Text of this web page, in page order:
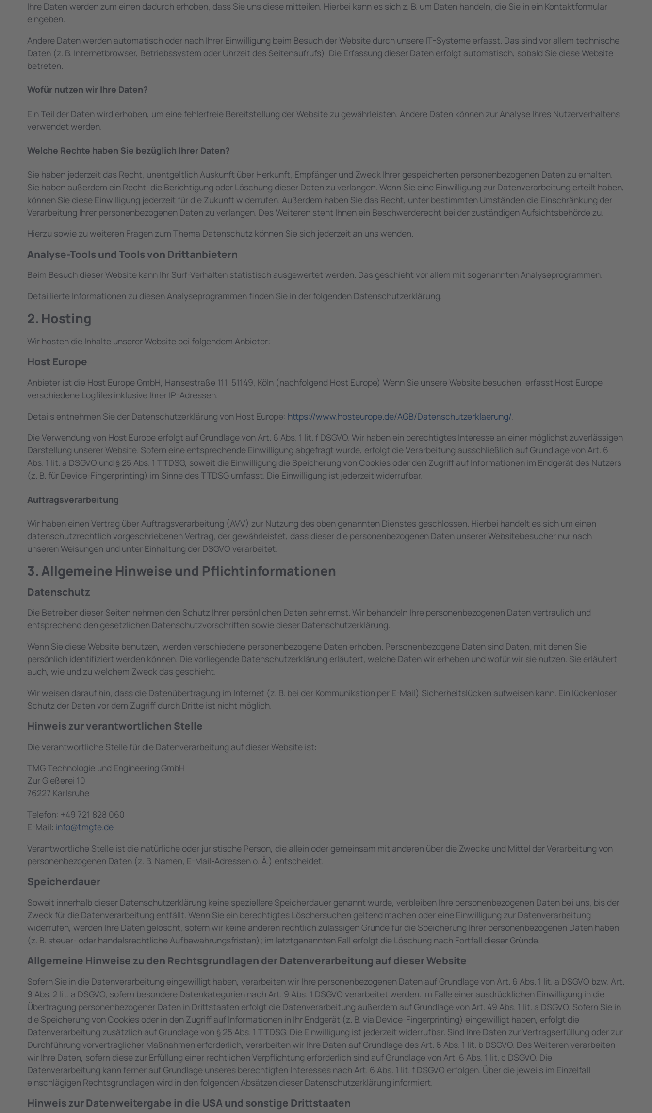
Ihre Daten werden zum einen dadurch erhoben, dass Sie uns diese mitteilen. Hierbei kann es sich z. B. um Daten handeln, die Sie in ein Kontaktformular
eingeben.
Andere Daten werden automatisch oder nach Ihrer Einwilligung beim Besuch der Website durch unsere IT-Systeme erfasst. Das sind vor allem technische
Daten (z. B. Internetbrowser, Betriebssystem oder Uhrzeit des Seitenaufrufs). Die Erfassung dieser Daten erfolgt automatisch, sobald Sie diese Website
betreten.
Wofür nutzen wir Ihre Daten?
Ein Teil der Daten wird erhoben, um eine fehlerfreie Bereitstellung der Website zu gewährleisten. Andere Daten können zur Analyse Ihres Nutzerverhaltens
verwendet werden.
Welche Rechte haben Sie bezüglich Ihrer Daten?
Sie haben jederzeit das Recht, unentgeltlich Auskunft über Herkunft, Empfänger und Zweck Ihrer gespeicherten personenbezogenen Daten zu erhalten.
Sie haben außerdem ein Recht, die Berichtigung oder Löschung dieser Daten zu verlangen. Wenn Sie eine Einwilligung zur Datenverarbeitung erteilt haben,
können Sie diese Einwilligung jederzeit für die Zukunft widerrufen. Außerdem haben Sie das Recht, unter bestimmten Umständen die Einschränkung der
Verarbeitung Ihrer personenbezogenen Daten zu verlangen. Des Weiteren steht Ihnen ein Beschwerderecht bei der zuständigen Aufsichtsbehörde zu.
Hierzu sowie zu weiteren Fragen zum Thema Datenschutz können Sie sich jederzeit an uns wenden.
Analyse-Tools und Tools von Dritt­anbietern
Beim Besuch dieser Website kann Ihr Surf-Verhalten statistisch ausgewertet werden. Das geschieht vor allem mit sogenannten Analyseprogrammen.
Detaillierte Informationen zu diesen Analyseprogrammen finden Sie in der folgenden Datenschutzerklärung.
2. Hosting
Wir hosten die Inhalte unserer Website bei folgendem Anbieter:
Host Europe
Anbieter ist die Host Europe GmbH, Hansestraße 111, 51149, Köln (nachfolgend Host Europe) Wenn Sie unsere Website besuchen, erfasst Host Europe
verschiedene Logfiles inklusive Ihrer IP-Adressen.
Details entnehmen Sie der Datenschutzerklärung von Host Europe: https://www.hosteurope.de/AGB/Datenschutzerklaerung/.
Die Verwendung von Host Europe erfolgt auf Grundlage von Art. 6 Abs. 1 lit. f DSGVO. Wir haben ein berechtigtes Interesse an einer möglichst zuverlässigen
Darstellung unserer Website. Sofern eine entsprechende Einwilligung abgefragt wurde, erfolgt die Verarbeitung ausschließlich auf Grundlage von Art. 6
Abs. 1 lit. a DSGVO und § 25 Abs. 1 TTDSG, soweit die Einwilligung die Speicherung von Cookies oder den Zugriff auf Informationen im Endgerät des Nutzers
(z. B. für Device-Fingerprinting) im Sinne des TTDSG umfasst. Die Einwilligung ist jederzeit widerrufbar.
Auftragsverarbeitung
Wir haben einen Vertrag über Auftragsverarbeitung (AVV) zur Nutzung des oben genannten Dienstes geschlossen. Hierbei handelt es sich um einen
datenschutzrechtlich vorgeschriebenen Vertrag, der gewährleistet, dass dieser die personenbezogenen Daten unserer Websitebesucher nur nach
unseren Weisungen und unter Einhaltung der DSGVO verarbeitet.
3. Allgemeine Hinweise und Pflicht­informationen
Datenschutz
Die Betreiber dieser Seiten nehmen den Schutz Ihrer persönlichen Daten sehr ernst. Wir behandeln Ihre personenbezogenen Daten vertraulich und
entsprechend den gesetzlichen Datenschutzvorschriften sowie dieser Datenschutzerklärung.
Wenn Sie diese Website benutzen, werden verschiedene personenbezogene Daten erhoben. Personenbezogene Daten sind Daten, mit denen Sie
persönlich identifiziert werden können. Die vorliegende Datenschutzerklärung erläutert, welche Daten wir erheben und wofür wir sie nutzen. Sie erläutert
auch, wie und zu welchem Zweck das geschieht.
Wir weisen darauf hin, dass die Datenübertragung im Internet (z. B. bei der Kommunikation per E-Mail) Sicherheitslücken aufweisen kann. Ein lückenloser
Schutz der Daten vor dem Zugriff durch Dritte ist nicht möglich.
Hinweis zur verantwortlichen Stelle
Die verantwortliche Stelle für die Datenverarbeitung auf dieser Website ist:
TMG Technologie und Engineering GmbH
Zur Gießerei 10
76227 Karlsruhe
Telefon: +49 721 828 060
E-Mail: info@tmgte.de
Verantwortliche Stelle ist die natürliche oder juristische Person, die allein oder gemeinsam mit anderen über die Zwecke und Mittel der Verarbeitung von
personenbezogenen Daten (z. B. Namen, E-Mail-Adressen o. Ä.) entscheidet.
Speicherdauer
Soweit innerhalb dieser Datenschutzerklärung keine speziellere Speicherdauer genannt wurde, verbleiben Ihre personenbezogenen Daten bei uns, bis der
Zweck für die Datenverarbeitung entfällt. Wenn Sie ein berechtigtes Löschersuchen geltend machen oder eine Einwilligung zur Datenverarbeitung
widerrufen, werden Ihre Daten gelöscht, sofern wir keine anderen rechtlich zulässigen Gründe für die Speicherung Ihrer personenbezogenen Daten haben
(z. B. steuer- oder handelsrechtliche Aufbewahrungsfristen); im letztgenannten Fall erfolgt die Löschung nach Fortfall dieser Gründe.
Allgemeine Hinweise zu den Rechtsgrundlagen der Datenverarbeitung auf dieser Website
Sofern Sie in die Datenverarbeitung eingewilligt haben, verarbeiten wir Ihre personenbezogenen Daten auf Grundlage von Art. 6 Abs. 1 lit. a DSGVO bzw. Art.
9 Abs. 2 lit. a DSGVO, sofern besondere Datenkategorien nach Art. 9 Abs. 1 DSGVO verarbeitet werden. Im Falle einer ausdrücklichen Einwilligung in die
Übertragung personenbezogener Daten in Drittstaaten erfolgt die Datenverarbeitung außerdem auf Grundlage von Art. 49 Abs. 1 lit. a DSGVO. Sofern Sie in
die Speicherung von Cookies oder in den Zugriff auf Informationen in Ihr Endgerät (z. B. via Device-Fingerprinting) eingewilligt haben, erfolgt die
Datenverarbeitung zusätzlich auf Grundlage von § 25 Abs. 1 TTDSG. Die Einwilligung ist jederzeit widerrufbar. Sind Ihre Daten zur Vertragserfüllung oder zur
Durchführung vorvertraglicher Maßnahmen erforderlich, verarbeiten wir Ihre Daten auf Grundlage des Art. 6 Abs. 1 lit. b DSGVO. Des Weiteren verarbeiten
wir Ihre Daten, sofern diese zur Erfüllung einer rechtlichen Verpflichtung erforderlich sind auf Grundlage von Art. 6 Abs. 1 lit. c DSGVO. Die
Datenverarbeitung kann ferner auf Grundlage unseres berechtigten Interesses nach Art. 6 Abs. 1 lit. f DSGVO erfolgen. Über die jeweils im Einzelfall
einschlägigen Rechtsgrundlagen wird in den folgenden Absätzen dieser Datenschutzerklärung informiert.
Hinweis zur Datenweitergabe in die USA und sonstige Drittstaaten